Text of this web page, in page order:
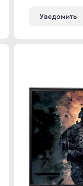
Уведомить